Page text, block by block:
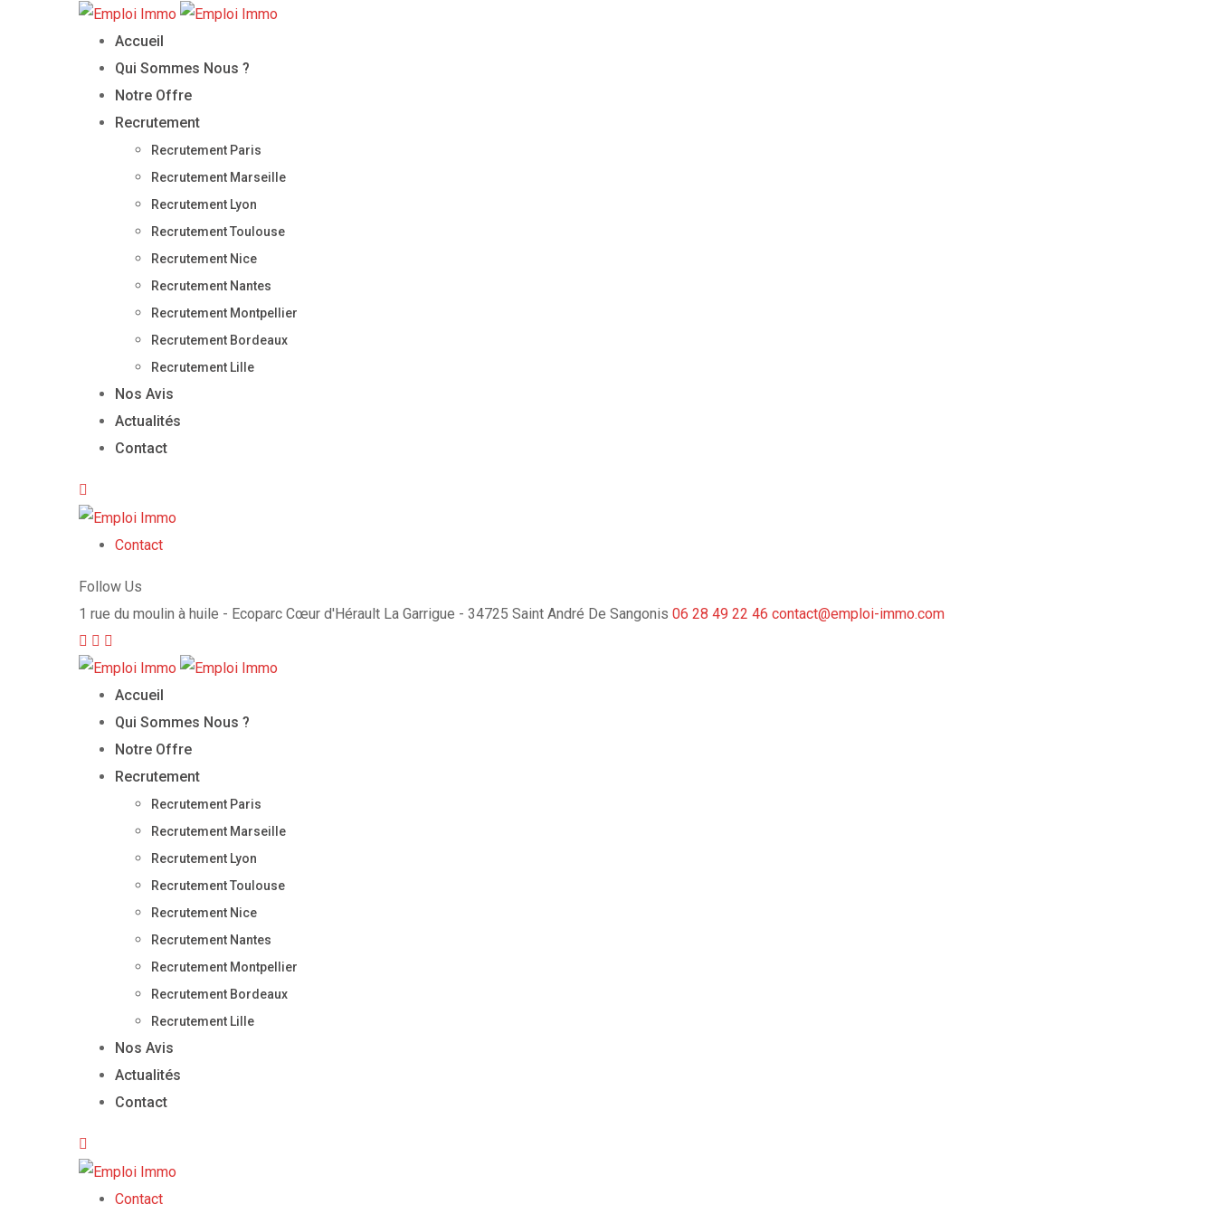
Accueil
Qui Sommes Nous ?
Notre Offre
Recrutement
Recrutement Paris
Recrutement Marseille
Recrutement Lyon
Recrutement Toulouse
Recrutement Nice
Recrutement Nantes
Recrutement Montpellier
Recrutement Bordeaux
Recrutement Lille
Nos Avis
Actualités
Contact
Contact
Follow Us
1 rue du moulin à huile - Ecoparc Cœur d'Hérault La Garrigue - 34725 Saint André De Sangonis 06 28 49 22 46 contact@emploi-immo.com
Accueil
Qui Sommes Nous ?
Notre Offre
Recrutement
Recrutement Paris
Recrutement Marseille
Recrutement Lyon
Recrutement Toulouse
Recrutement Nice
Recrutement Nantes
Recrutement Montpellier
Recrutement Bordeaux
Recrutement Lille
Nos Avis
Actualités
Contact
Contact